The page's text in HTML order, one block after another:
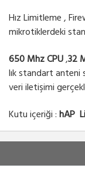
Hız Limitleme ,
mikrotiklerdeki
650 Mhz CPU,32
lık standart anteni
veri iletişimi
Kutu içeriği :hAP